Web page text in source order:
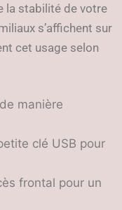
la stabilité de votre
s’affichent sur
cet usage selon
manière
clé USB pour
frontal pour un